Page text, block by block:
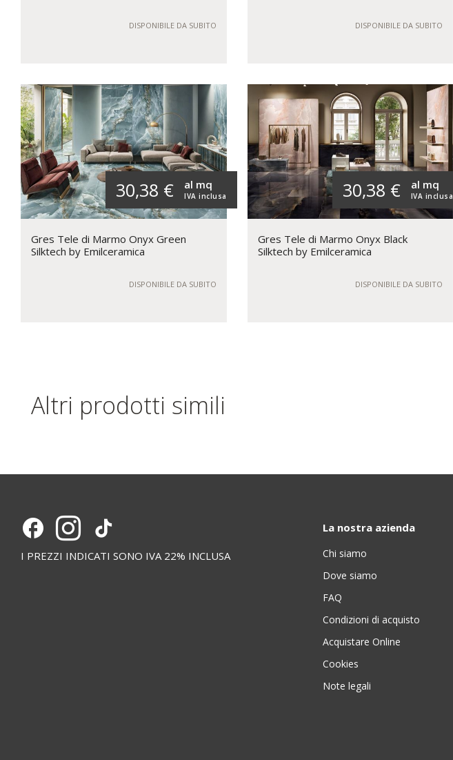
DISPONIBILE DA SUBITO DISPONIBILE DA SUBITO
30,38 € IVA inclusa
al mq
Gres Tele di Marmo Onyx Green
Silktech by Emilceramica
DISPONIBILE DA SUBITO
30,38 € IVA inclusa
al mq
Gres Tele di Marmo Onyx Black
Silktech by Emilceramica
DISPONIBILE DA SUBITO
Altri prodotti simili
I PREZZI INDICATI SONO IVA 22% INCLUSA
La nostra azienda
Chi siamo
Dove siamo
FAQ
Condizioni di acquisto
Acquistare Online
Cookies
Note legali